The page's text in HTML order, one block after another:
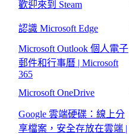
歡迎來到 Steam
認識 Microsoft Edge
Microsoft Outlook 個人電子
郵件和行事曆 | Microsoft
365
Microsoft OneDrive
Google 雲端硬碟：線上分
享檔案，安全存放在雲端 |